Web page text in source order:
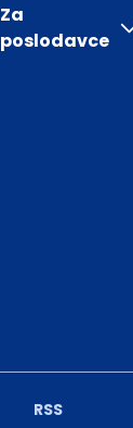
RSS
Za
poslodavce